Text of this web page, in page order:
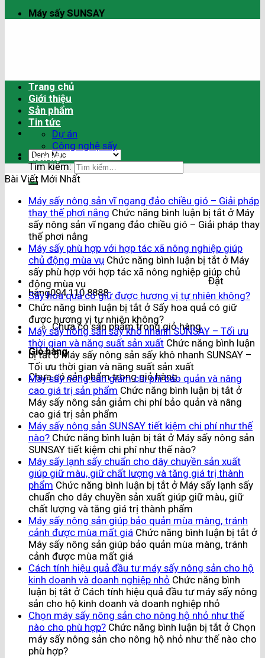
Máy sấy SUNSAY
Tìm kiếm:
Đặt
hàng094.110.8888
Chưa có sản phẩm trong giỏ hàng.
Giỏ hàng
Chưa có sản phẩm trong giỏ hàng.
Trang chủ
Giới thiệu
Sản phẩm
Tin tức
Dự án
Công nghệ sấy
Liên hệ
Bài Viết Mới Nhất
Máy sấy nông sản vĩ ngang đảo chiều gió – Giải pháp
thay thế phơi nắng Chức năng bình luận bị tắt ở Máy
sấy nông sản vĩ ngang đảo chiều gió – Giải pháp thay
thế phơi nắng
Máy sấy phù hợp với hợp tác xã nông nghiệp giúp
chủ động mùa vụ Chức năng bình luận bị tắt ở Máy
sấy phù hợp với hợp tác xã nông nghiệp giúp chủ
động mùa vụ
Sấy hoa quả có giữ được hương vị tự nhiên không?
Chức năng bình luận bị tắt ở Sấy hoa quả có giữ
được hương vị tự nhiên không?
Máy sấy nông sản sấy khô nhanh SUNSAY – Tối ưu
thời gian và năng suất sản xuất Chức năng bình luận
bị tắtở Máy sấy nông sản sấy khô nhanh SUNSAY –
Tối ưu thời gian và năng suất sản xuất
Máy sấy nông sản giảm chi phí bảo quản và nâng
cao giá trị sản phẩm Chức năng bình luận bị tắt ở
Máy sấy nông sản giảm chi phí bảo quản và nâng
cao giá trị sản phẩm
Máy sấy nông sản SUNSAY tiết kiệm chi phí như thế
nào? Chức năng bình luận bị tắt ở Máy sấy nông sản
SUNSAY tiết kiệm chi phí như thế nào?
Máy sấy lạnh sấy chuẩn cho dây chuyền sản xuất
giúp giữ màu, giữ chất lượng và tăng giá trị thành
phẩm Chức năng bình luận bị tắt ở Máy sấy lạnh sấy
chuẩn cho dây chuyền sản xuất giúp giữ màu, giữ
chất lượng và tăng giá trị thành phẩm
Máy sấy nông sản giúp bảo quản mùa màng, tránh
cảnh được mùa mất giá Chức năng bình luận bị tắt ở
Máy sấy nông sản giúp bảo quản mùa màng, tránh
cảnh được mùa mất giá
Cách tính hiệu quả đầu tư máy sấy nông sản cho hộ
kinh doanh và doanh nghiệp nhỏ Chức năng bình
luận bị tắt ở Cách tính hiệu quả đầu tư máy sấy nông
sản cho hộ kinh doanh và doanh nghiệp nhỏ
Chọn máy sấy nông sản cho nông hộ nhỏ như thế
nào cho phù hợp? Chức năng bình luận bị tắt ở Chọn
máy sấy nông sản cho nông hộ nhỏ như thế nào cho
phù hợp?